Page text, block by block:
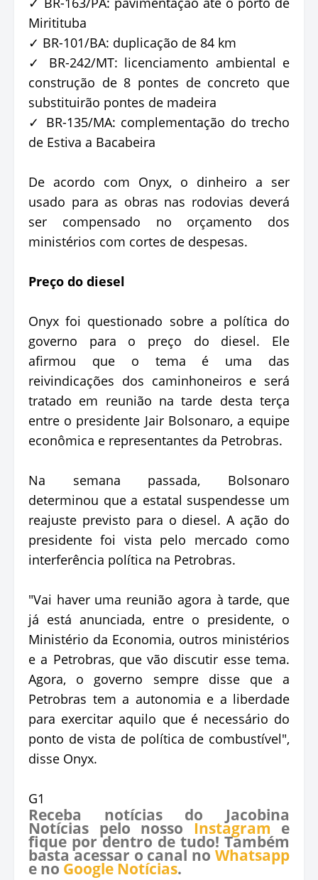
Miritituba
✓ BR-101/BA: duplicação de 84 km
✓ BR-242/MT: licenciamento ambiental e
construção de 8 pontes de concreto que
substituirão pontes de madeira
✓ BR-135/MA: complementação do trecho
de Estiva a Bacabeira
De acordo com Onyx, o dinheiro a ser
usado para as obras nas rodovias deverá
ser compensado no orçamento dos
ministérios com cortes de despesas.
Preço do diesel
Onyx foi questionado sobre a política do
governo para o preço do diesel. Ele
afirmou que o tema é uma das
reivindicações dos caminhoneiros e será
tratado em reunião na tarde desta terça
entre o presidente Jair Bolsonaro, a equipe
econômica e representantes da Petrobras.
Na semana passada, Bolsonaro
determinou que a estatal suspendesse um
reajuste previsto para o diesel. A ação do
presidente foi vista pelo mercado como
interferência política na Petrobras.
"Vai haver uma reunião agora à tarde, que
já está anunciada, entre o presidente, o
Ministério da Economia, outros ministérios
e a Petrobras, que vão discutir esse tema.
Agora, o governo sempre disse que a
Petrobras tem a autonomia e a liberdade
para exercitar aquilo que é necessário do
ponto de vista de política de combustível",
disse Onyx.
G1
Receba notícias do Jacobina
Notícias pelo nosso Instagram e
fique por dentro de tudo! Também
basta acessar o canal no Whatsapp
e no Google Notícias.